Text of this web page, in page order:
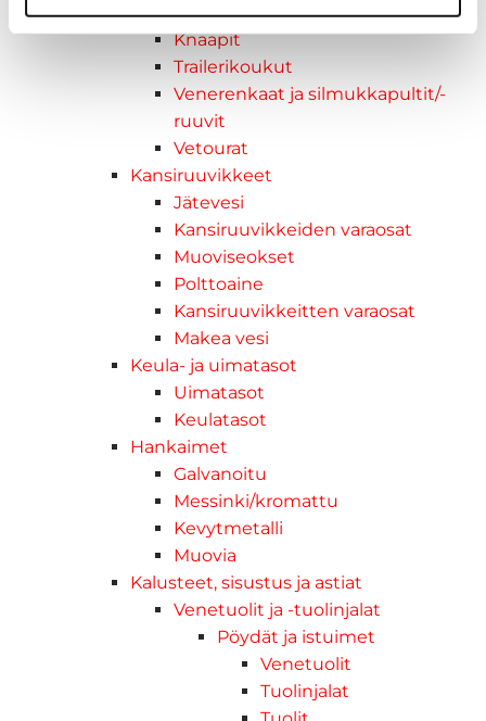
Pollarit
Knaapit
Trailerikoukut
Venerenkaat ja silmukkapultit/-
ruuvit
Vetourat
Kansiruuvikkeet
Jätevesi
Kansiruuvikkeiden varaosat
Muoviseokset
Polttoaine
Kansiruuvikkeitten varaosat
Makea vesi
Keula- ja uimatasot
Uimatasot
Keulatasot
Hankaimet
Galvanoitu
Messinki/kromattu
Kevytmetalli
Muovia
Kalusteet, sisustus ja astiat
Venetuolit ja -tuolinjalat
Pöydät ja istuimet
Venetuolit
Tuolinjalat